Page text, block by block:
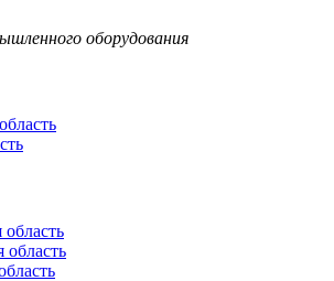
оборудования
область